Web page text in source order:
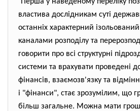
властива дослідникам суті
останніх характерний
каналами розподілу та
говорити про всі структурні
системи та врахувати проведені
фінансів, взаємозв'язку та
і "фінанси", стає зрозумілим, що
більш загальне. Можна мати